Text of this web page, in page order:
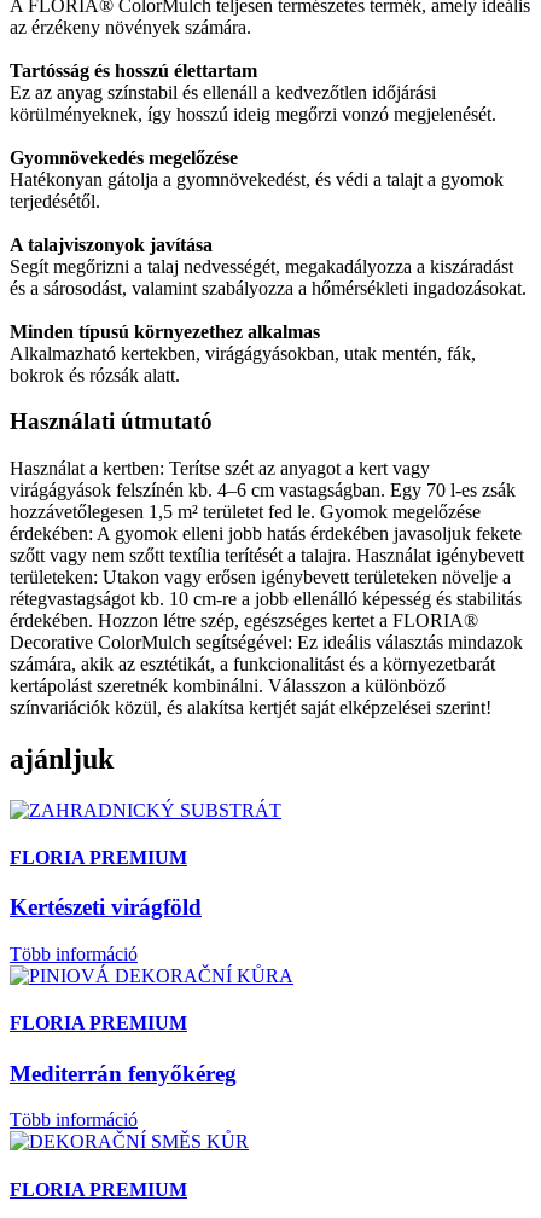
A FLORIA® ColorMulch teljesen természetes termék, amely ideális
az érzékeny növények számára.
Tartósság és hosszú élettartam
Ez az anyag színstabil és ellenáll a kedvezőtlen időjárási
körülményeknek, így hosszú ideig megőrzi vonzó megjelenését.
Gyomnövekedés megelőzése
Hatékonyan gátolja a gyomnövekedést, és védi a talajt a gyomok
terjedésétől.
A talajviszonyok javítása
Segít megőrizni a talaj nedvességét, megakadályozza a kiszáradást
és a sárosodást, valamint szabályozza a hőmérsékleti ingadozásokat.
Minden típusú környezethez alkalmas
Alkalmazható kertekben, virágágyásokban, utak mentén, fák,
bokrok és rózsák alatt.
Használati útmutató
Használat a kertben: Terítse szét az anyagot a kert vagy
virágágyások felszínén kb. 4–6 cm vastagságban. Egy 70 l-es zsák
hozzávetőlegesen 1,5 m² területet fed le. Gyomok megelőzése
érdekében: A gyomok elleni jobb hatás érdekében javasoljuk fekete
szőtt vagy nem szőtt textília terítését a talajra. Használat igénybevett
területeken: Utakon vagy erősen igénybevett területeken növelje a
rétegvastagságot kb. 10 cm-re a jobb ellenálló képesség és stabilitás
érdekében. Hozzon létre szép, egészséges kertet a FLORIA®
Decorative ColorMulch segítségével: Ez ideális választás mindazok
számára, akik az esztétikát, a funkcionalitást és a környezetbarát
kertápolást szeretnék kombinálni. Válasszon a különböző
színvariációk közül, és alakítsa kertjét saját elképzelései szerint!
ajánljuk
FLORIA PREMIUM
Kertészeti virágföld
Több információ
FLORIA PREMIUM
Mediterrán fenyőkéreg
Több információ
FLORIA PREMIUM